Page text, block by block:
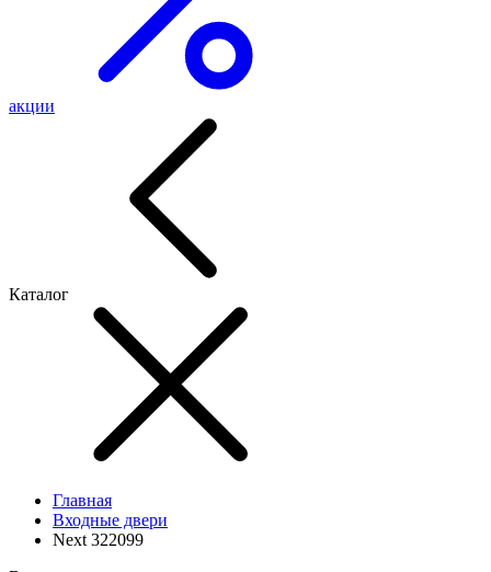
акции
Каталог
Главная
Входные двери
Next 322099